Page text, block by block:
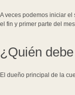
A veces podemos iniciar
el fin y primer parte del
¿Quién
El dueño principal de la